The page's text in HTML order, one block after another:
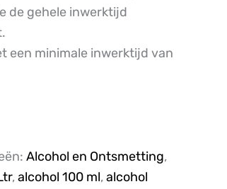
de gehele inwerktijd
een minimale inwerktijd van
Alcohol en Ontsmetting,
,alcohol 100 ml,alcohol